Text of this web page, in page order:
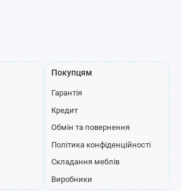
Покупцям
Гарантія
Кредит
Обмін та повернення
Політика конфіденційності
Складання меблів
Виробники